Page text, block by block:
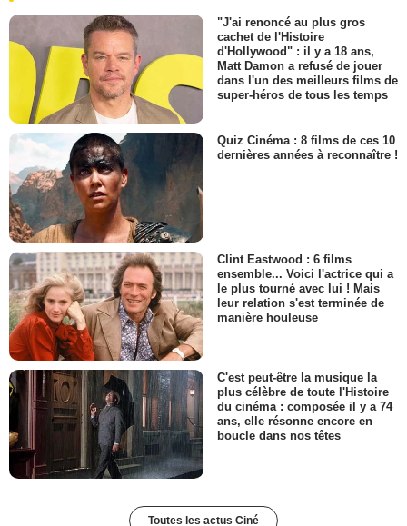
"J'ai renoncé au plus gros
cachet de l'Histoire
d'Hollywood" : il y a 18 ans,
Matt Damon a refusé de jouer
dans l'un des meilleurs films de
super-héros de tous les temps
Quiz Cinéma : 8 films de ces 10
dernières années à reconnaître !
Clint Eastwood : 6 films
ensemble... Voici l'actrice qui a
le plus tourné avec lui ! Mais
leur relation s'est terminée de
manière houleuse
C'est peut-être la musique la
plus célèbre de toute l'Histoire
du cinéma : composée il y a 74
ans, elle résonne encore en
boucle dans nos têtes
Toutes les actus Ciné